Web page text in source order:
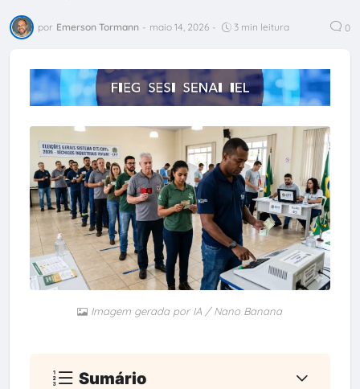
por Emerson Tormann - maio 14, 2026 - 3 min leitura 0
Imagem gerada por IA / Nano Banana
Sumário